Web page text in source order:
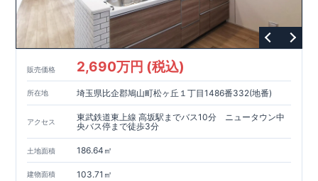
販売価格 2,690万円 (税込)
所在地 埼玉県比企郡鳩山町松ヶ丘１丁目1486番332(地番)
アクセス
東武鉄道東上線 高坂駅までバス10分 ニュータウン中
央バス停まで徒歩3分
土地面積 186.64㎡
建物面積 103.71㎡